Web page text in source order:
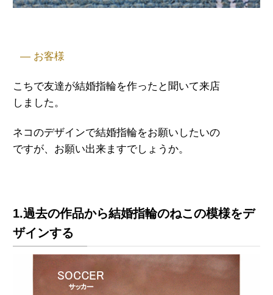
— お客様
こちで友達が結婚指輪を作ったと聞いて来店
しました。
ネコのデザインで結婚指輪をお願いしたいの
ですが、お願い出来ますでしょうか。
1.過去の作品から結婚指輪のねこの模様をデ
ザインする